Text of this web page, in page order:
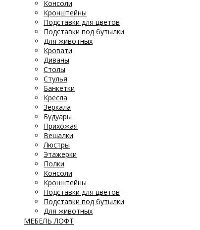
Консоли
Кронштейны
Подставки для цветов
Подставки под бутылки
Для животных
Кровати
Диваны
Столы
Стулья
Банкетки
Кресла
Зеркала
Будуары
Прихожая
Вешалки
Люстры
Этажерки
Полки
Консоли
Кронштейны
Подставки для цветов
Подставки под бутылки
Для животных
МЕБЕЛЬ ЛОФТ